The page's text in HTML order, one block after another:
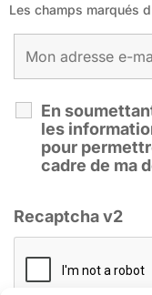
Les champs marqués
En
les
pour
cadre de ma
Recaptcha v2